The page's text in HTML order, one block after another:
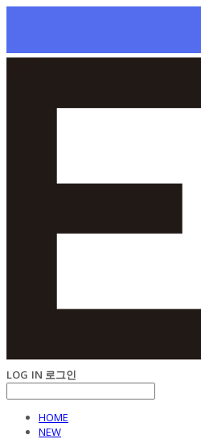
LOG IN 로그인
HOME
NEW